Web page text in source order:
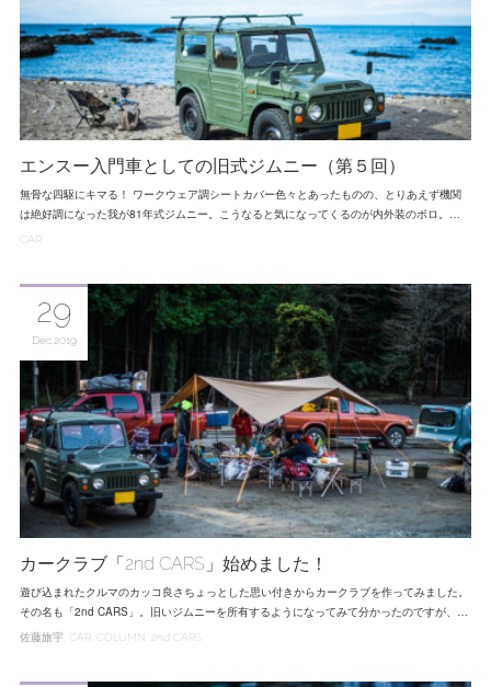
エンスー入門車としての旧式ジムニー（第５回）
無骨な四駆にキマる！ ワークウェア調シートカバー色々とあったものの、とりあえず機関
は絶好調になった我が81年式ジムニー。こうなると気になってくるのが内外装のボロ。…
CAR
カークラブ「2nd CARS」始めました！
遊び込まれたクルマのカッコ良さちょっとした思い付きからカークラブを作ってみました。
その名も「2nd CARS」。旧いジムニーを所有するようになってみて分かったのですが、…
29
Dec2019
佐藤旅宇 CAR COLUMN 2nd CARS